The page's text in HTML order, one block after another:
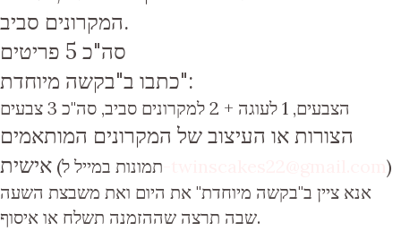
המקרונים סביב.
סה"כ 5 פריטים
כתבו ב"בקשה מיוחדת":
הצבעים, 1 לעוגה + 2 למקרונים סביב, סה"כ 3 צבעים
הצורות או העיצוב של המקרונים המותאמים
אישית (תמונות במייל ל
)
אנא ציין ב"בקשה מיוחדת" את היום ואת משבצת השעה
שבה תרצה שההזמנה תשלח או איסוף.